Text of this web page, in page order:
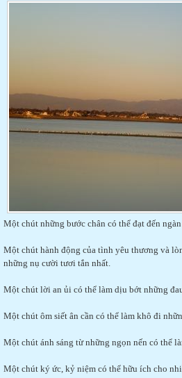
Một chút những bước chân có thể đạt đến
Một chút hành động của tình yêu thương và
những nụ cười tươi tắn nhất.
Một chút lời an ủi có thể làm dịu bớt những
Một chút ôm siết ân cần có thể làm khô đi
Một chút ánh sáng từ những ngọn nến có thể
Một chút ký ức, kỷ niệm có thể hữu ích cho